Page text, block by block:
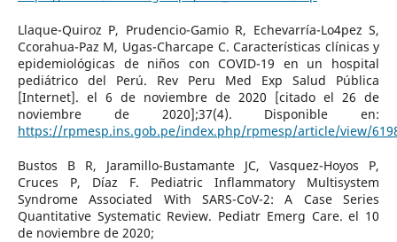
Llaque-Quiroz P, Prudencio-Gamio R, Echevarría-Lo4pez S,
Ccorahua-Paz M, Ugas-Charcape C. Características clínicas y
epidemiológicas de niños con COVID-19 en un hospital
pediátrico del Perú. Rev Peru Med Exp Salud Pública
[Internet]. el 6 de noviembre de 2020 [citado el 26 de
noviembre de 2020];37(4). Disponible en:
https://rpmesp.ins.gob.pe/index.php/rpmesp/article/view/
Bustos B R, Jaramillo-Bustamante JC, Vasquez-Hoyos P,
Cruces P, Díaz F. Pediatric Inflammatory Multisystem
Syndrome Associated With SARS-CoV-2: A Case Series
Quantitative Systematic Review. Pediatr Emerg Care. el 10
de noviembre de 2020;